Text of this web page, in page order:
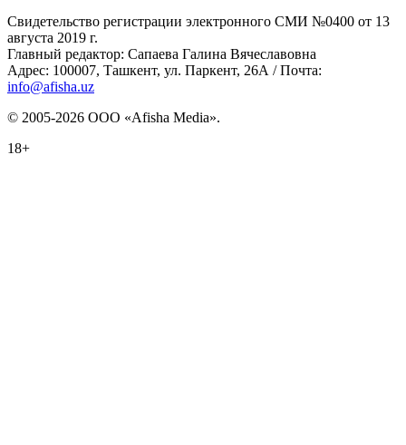
Свидетельство регистрации электронного СМИ №0400 от 13
августа 2019 г.
Главный редактор: Сапаева Галина Вячеславовна
Адрес: 100007, Ташкент, ул. Паркент, 26А / Почта:
info@afisha.uz
© 2005-2026 ООО «Afisha Media».
18+